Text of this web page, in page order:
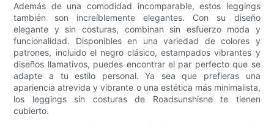
Además de una comodidad incomparable, estos leggings
también son increíblemente elegantes. Con su diseño
elegante y sin costuras, combinan sin esfuerzo moda y
funcionalidad. Disponibles en una variedad de colores y
patrones, incluido el negro clásico, estampados vibrantes y
diseños llamativos, puedes encontrar el par perfecto que se
adapte a tu estilo personal. Ya sea que prefieras una
apariencia atrevida y vibrante o una estética más minimalista,
los leggings sin costuras de Roadsunshisne te tienen
cubierto.